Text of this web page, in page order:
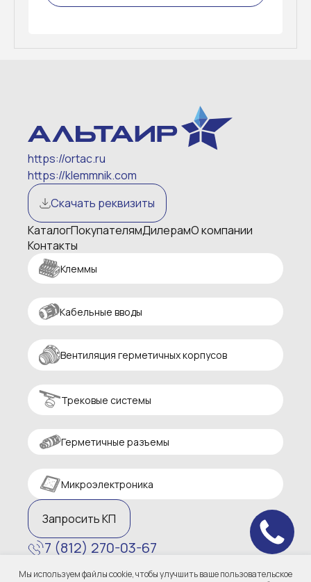
https://ortac.ru
https://klemmnik.com
Скачать реквизиты
КаталогПокупателямДилерамО компании
Контакты
Клеммы
Кабельные вводы
Вентиляция герметичных корпусов
Трековые системы
Герметичные разъемы
Микроэлектроника
Запросить КП
7 (812) 270-03-67
zakaz@altaircom.ru
Мы используем файлы cookie, чтобы улучшить ваше пользовательское